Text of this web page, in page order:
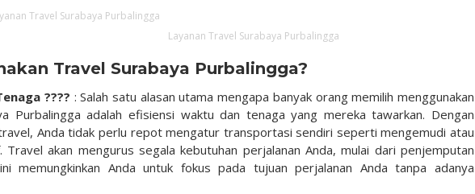
Layanan Travel Surabaya Purbalingga
Travel Surabaya Purbalingga?
???? : Salah satu alasan utama mengapa banyak orang memilih menggunakan
Purbalingga adalah efisiensi waktu dan tenaga yang mereka tawarkan. Dengan
Anda tidak perlu repot mengatur transportasi sendiri seperti mengemudi atau
akan mengurus segala kebutuhan perjalanan Anda, mulai dari penjemputan
memungkinkan Anda untuk fokus pada tujuan perjalanan Anda tanpa adanya